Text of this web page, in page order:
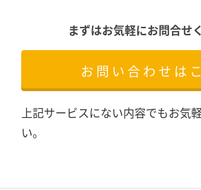
まずはお気軽にお問合せ
お問い合わせは
上記サービスにない内容でもお気
い。